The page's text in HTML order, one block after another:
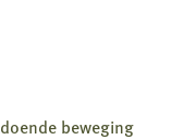
beweging